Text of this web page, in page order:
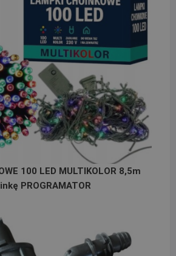
100 LED MULTIKOLOR 8,5m
PROGRAMATOR